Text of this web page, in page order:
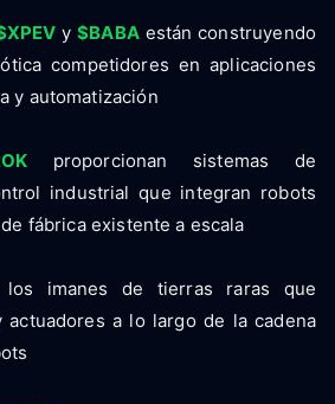
y$BABAestán construyendo
competidores en aplicaciones
y automatización
proporcionan sistemas de
industrial que integran robots
fábrica existente a escala
los imanes de tierras raras que
actuadores a lo largo de la cadena